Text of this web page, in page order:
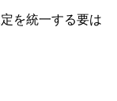
を統一する要は